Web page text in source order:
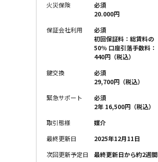
火災保険
必須
20.000円
保証会社利用
必須
初回保証料：総賃料の
50％ 口座引落手数料：
440円（税込）
鍵交換
必須
29,700円（税込）
緊急サポート
必須
2年 16,500円（税込）
取引態様
媒介
最終更新日
2025年12月11日
次回更新予定日
最終更新日から約2週間